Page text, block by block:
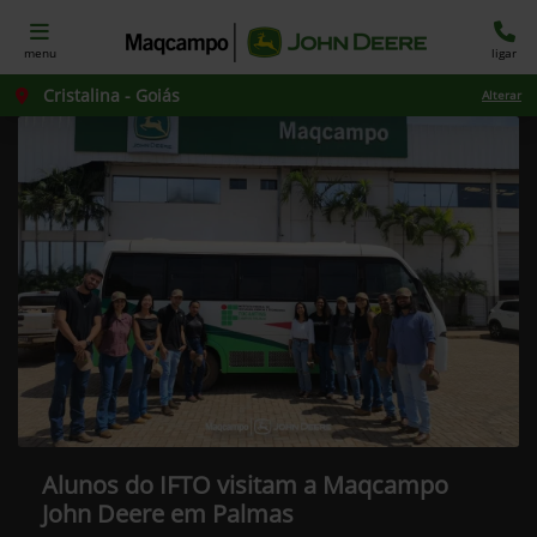
menu ligar
Cristalina - Goiás Alterar
Alunos do IFTO visitam a Maqcampo
John Deere em Palmas